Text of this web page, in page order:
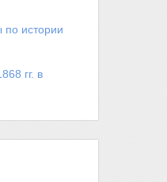
по истории
гг. в